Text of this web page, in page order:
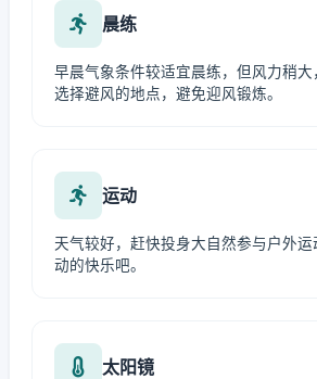
晨练
早晨气象条件较适宜晨练，但风力稍大
选择避风的地点，避免迎风锻炼。
运动
天气较好，赶快投身大自然参与户外
动的快乐吧。
太阳镜